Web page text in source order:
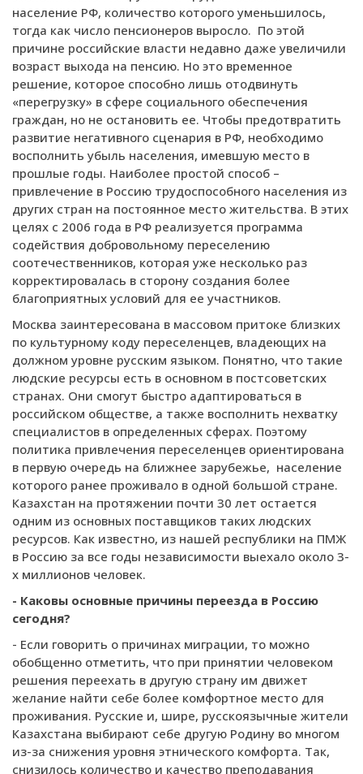
население РФ, количество которого уменьшилось,
тогда как число пенсионеров выросло. По этой
причине российские власти недавно даже увеличили
возраст выхода на пенсию. Но это временное
решение, которое способно лишь отодвинуть
«перегрузку» в сфере социального обеспечения
граждан, но не остановить ее. Чтобы предотвратить
развитие негативного сценария в РФ, необходимо
восполнить убыль населения, имевшую место в
прошлые годы. Наиболее простой способ –
привлечение в Россию трудоспособного населения из
других стран на постоянное место жительства. В этих
целях с 2006 года в РФ реализуется программа
содействия добровольному переселению
соотечественников, которая уже несколько раз
корректировалась в сторону создания более
благоприятных условий для ее участников.
Москва заинтересована в массовом притоке близких
по культурному коду переселенцев, владеющих на
должном уровне русским языком. Понятно, что такие
людские ресурсы есть в основном в постсоветских
странах. Они смогут быстро адаптироваться в
российском обществе, а также восполнить нехватку
специалистов в определенных сферах. Поэтому
политика привлечения переселенцев ориентирована
в первую очередь на ближнее зарубежье, население
которого ранее проживало в одной большой стране.
Казахстан на протяжении почти 30 лет остается
одним из основных поставщиков таких людских
ресурсов. Как известно, из нашей республики на ПМЖ
в Россию за все годы независимости выехало около 3-
х миллионов человек.
- Каковы основные причины переезда в Россию
сегодня?
- Если говорить о причинах миграции, то можно
обобщенно отметить, что при принятии человеком
решения переехать в другую страну им движет
желание найти себе более комфортное место для
проживания. Русские и, шире, русскоязычные жители
Казахстана выбирают себе другую Родину во многом
из-за снижения уровня этнического комфорта. Так,
снизилось количество и качество преподавания